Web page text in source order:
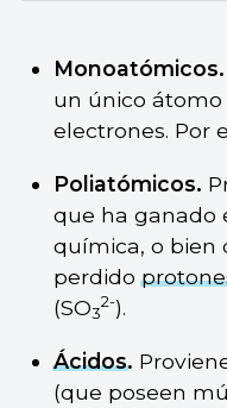
Monoatómicos.
un único
electrones. Por
Poliatómicos.
que ha ganado
química, o bien
perdido
(SO3
2-).
Ácidos.
(que poseen